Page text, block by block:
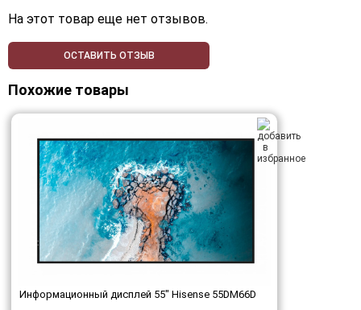
На этот товар еще нет отзывов.
ОСТАВИТЬ ОТЗЫВ
Похожие товары
Информационный дисплей 55" Hisense 55DM66D